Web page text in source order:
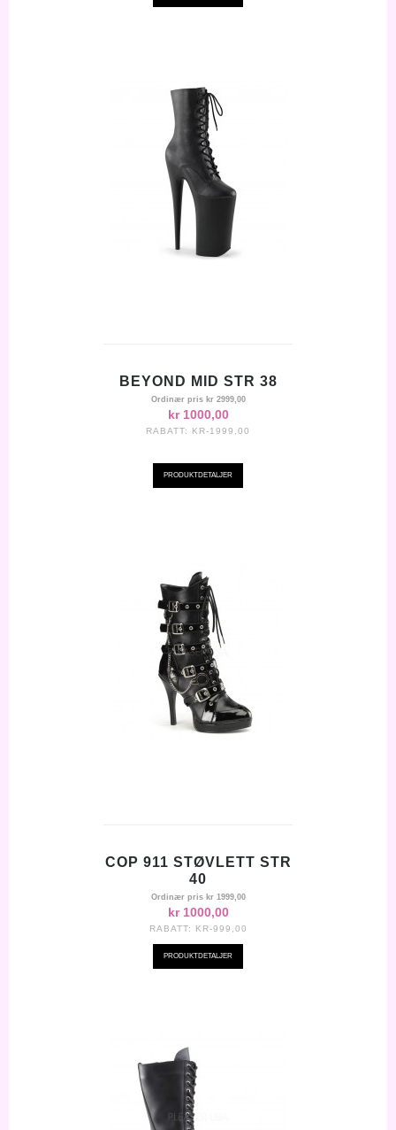
BEYOND MID STR 38
Ordinær pris kr 2999,00
kr 1000,00
RABATT: KR-1999,00
PRODUKTDETALJER
COP 911 STØVLETT STR
40
Ordinær pris kr 1999,00
kr 1000,00
RABATT: KR-999,00
PRODUKTDETALJER